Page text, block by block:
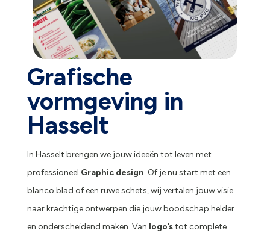
Grafische
vormgeving in
Hasselt
In Hasselt brengen we jouw ideeën tot leven met
professioneel Graphic design. Of je nu start met een
blanco blad of een ruwe schets, wij vertalen jouw visie
naar krachtige ontwerpen die jouw boodschap helder
en onderscheidend maken. Van logo’stot complete